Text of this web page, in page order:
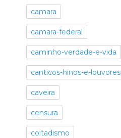
camara
camara-federal
caminho-verdade-e-vida
canticos-hinos-e-louvores
caveira
censura
coitadismo